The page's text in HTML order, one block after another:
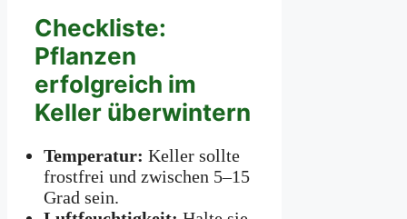
Checkliste:
Pflanzen
erfolgreich im
Keller überwintern
Temperatur: Keller sollte
frostfrei und zwischen 5–15
Grad sein.